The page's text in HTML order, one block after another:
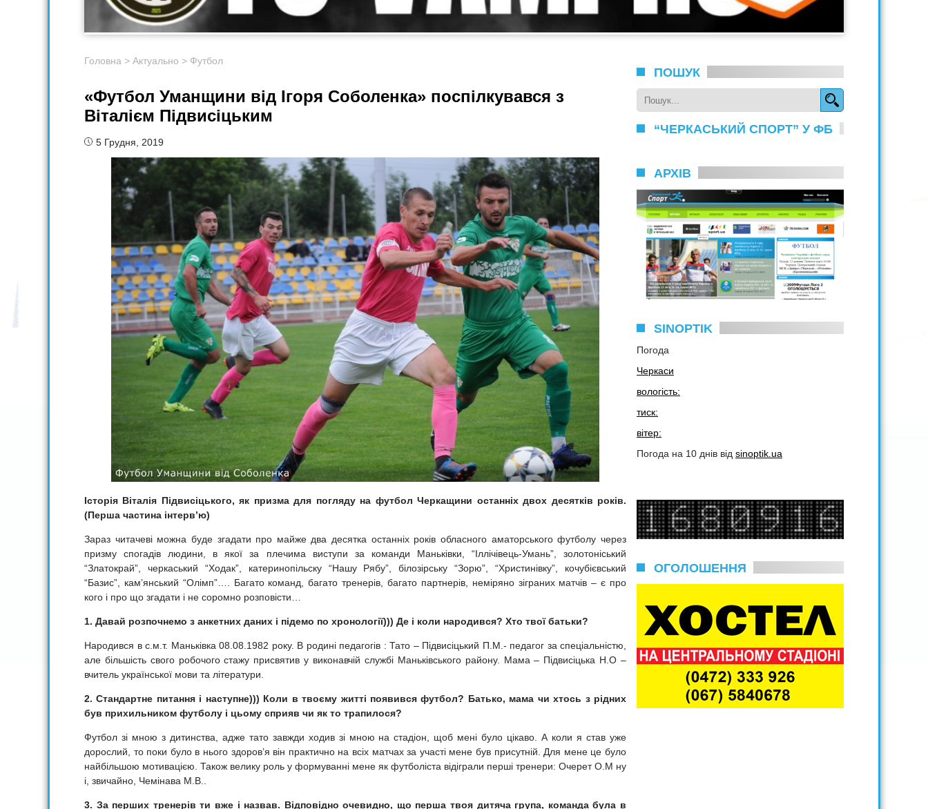
Головна > Актуально > Футбол
«Футбол Уманщини від Ігоря Соболенка» поспілкувався з
Віталієм Підвисіцьким
5 Грудня, 2019
Історія Віталія Підвисіцького, як призма для погляду на футбол Черкащини останніх двох десятків років.
(Перша частина інтерв’ю)
Зараз читачеві можна буде згадати про майже два десятка останніх років обласного аматорського футболу через
призму спогадів людини, в якої за плечима виступи за команди Маньківки, “Іллічівець-Умань”, золотоніський
“Златокрай”, черкаський “Ходак”, катеринопільску “Нашу Рябу”, білозірську “Зорю”, “Христинівку”, кочубієвський
“Базис”, кам’янський “Олімп”…. Багато команд, багато тренерів, багато партнерів, неміряно зіграних матчів – є про
кого і про що згадати і не соромно розповісти…
1. Давай розпочнемо з анкетних даних і підемо по хронології))) Де і коли народився? Хто твої батьки?
Народився в с.м.т. Маньківка 08.08.1982 року. В родині педагогів : Тато – Підвисіцький П.М.- педагог за спеціальністю,
але більшість свого робочого стажу присвятив у виконавчій службі Маньківського району. Мама – Підвисіцька Н.О –
вчитель української мови та літератури.
2. Стандартне питання і наступне))) Коли в твоєму житті появився футбол? Батько, мама чи хтось з рідних
був прихильником футболу і цьому сприяв чи як то трапилося?
Футбол зі мною з дитинства, адже тато завжди ходив зі мною на стадіон, щоб мені було цікаво. А коли я став уже
дорослий, то поки було в нього здоров’я він практично на всіх матчах за участі мене був присутній. Для мене це було
найбільшою мотивацією. Також велику роль у формуванні мене як футболіста відіграли перші тренери: Очерет О.М ну
і, звичайно, Чемінава М.В..
3. За перших тренерів ти вже і назвав. Відповідно очевидно, що перша твоя дитяча група, команда була в
ПОШУК
“ЧЕРКАСЬКИЙ СПОРТ” У ФБ
АРХІВ
SINOPTIK
Погода
Черкаси
вологість:
тиск:
вітер:
Погода на 10 днів від sinoptik.ua
ОГОЛОШЕННЯ